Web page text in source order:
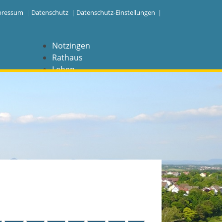
| Datenschutz | Datenschutz-Einstellungen |
Notzingen
Rathaus
Leben
NAVIGATION